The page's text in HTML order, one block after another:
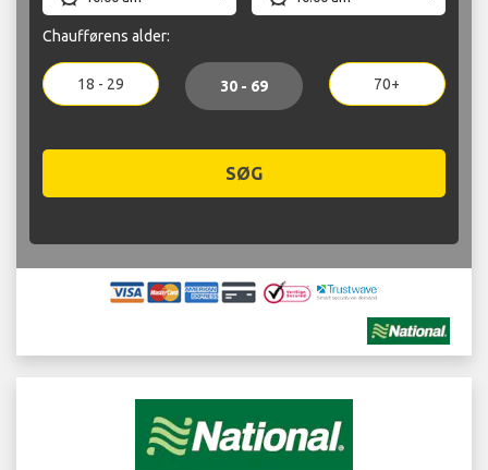
Chaufførens alder:
18 - 29 30 - 69 70+
SØG